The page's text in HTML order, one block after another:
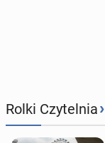
Rolki Czytelnia›